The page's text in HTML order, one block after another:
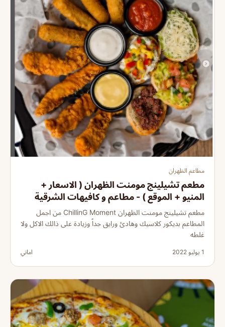
مطاعم الظهران
مطعم تشيلينج مومنت الظهران ( الاسعار +
المنيو + الموقع ) - مطاعم و كافيهات الشرقية
مطعم تشيلينج مومنت الظهران ChillinG Moment من اجمل
المطاعم بديكور كلاسيك وهادئ ورايق جداً وزيادة على ذالك الاكل ولا
غلطه
1 يوليو 2022 اماني